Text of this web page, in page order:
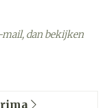
dan bekijken